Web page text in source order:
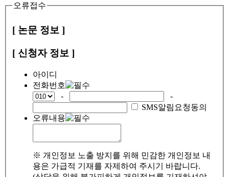
오류접수
[ 논문 정보 ]
[ 신청자 정보 ]
아이디
전화번호
-
-
SMS알림요청동의
오류내용
※ 개인정보 노출 방지를 위해 민감한 개인정보 내
용은 가급적 기재를 자제하여 주시기 바랍니다.